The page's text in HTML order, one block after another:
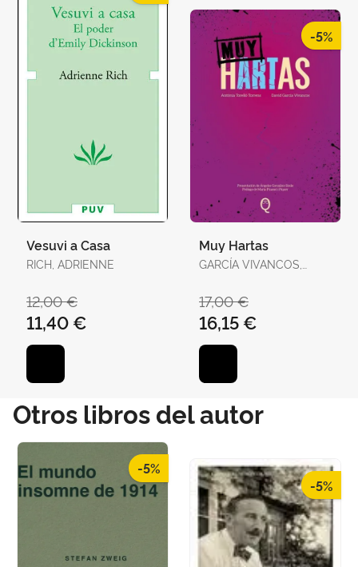
Vesuvi a Casa
RICH, ADRIENNE
12,00 €
11,40 €
-5%
Muy Hartas
GARCÍA VIVANCOS,
17,00 €
16,15 €
Otros libros del autor
-5%
-5%